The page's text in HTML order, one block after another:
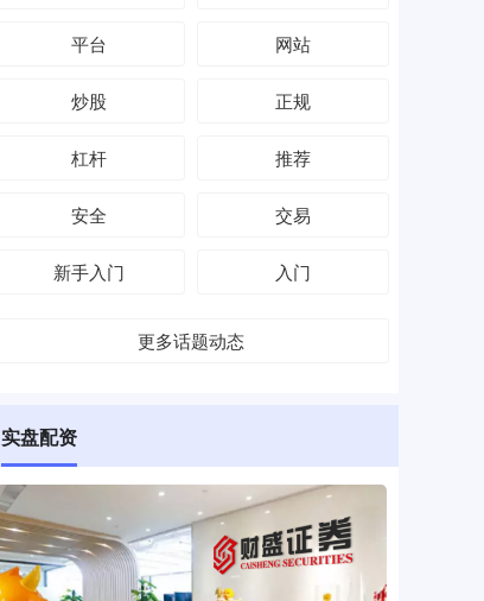
平台 网站
炒股 正规
杠杆 推荐
安全 交易
新手入门 入门
更多话题动态
实盘配资